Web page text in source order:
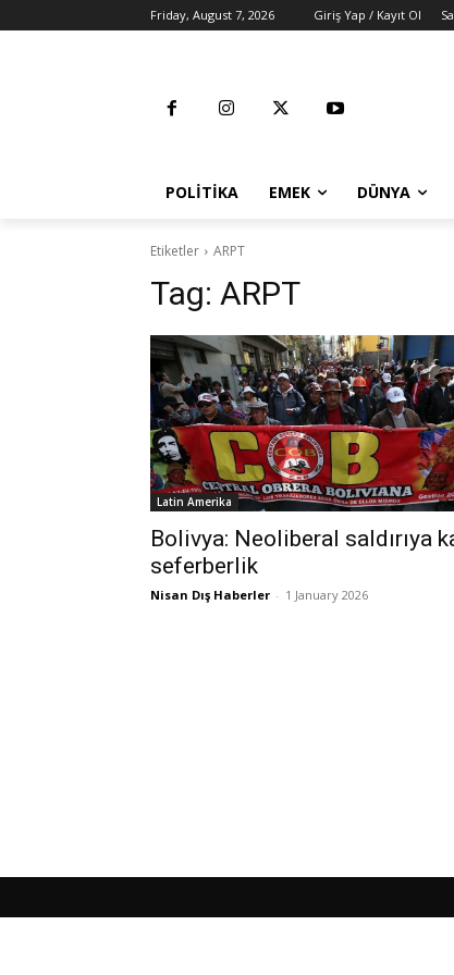
Friday, August 7, 2026 Giriş Yap / Kayıt Ol
POLITIKA EMEK DÜNYA
Etiketler ARPT
Tag: ARPT
Latin Amerika
Bolivya: Neoliberal saldırıya
seferberlik
Nisan Dış Haberler - 1 January 2026